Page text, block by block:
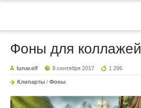
Фоны для коллажей
lunar.elf 8 сентября 2017 1 295
Клипарты / Фоны